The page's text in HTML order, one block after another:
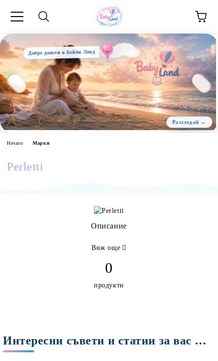
Добре дошли в Бейби Ленд
Начало Марки
Perletti
Описание
Виж още
0
продукти
Интересни съвети и статии за вас Мами